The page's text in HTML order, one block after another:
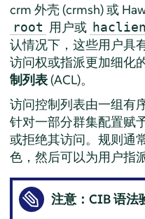
crm 外壳 (crmsh) 或
root 用户或
认情况下，这些用户具
访问权或指派更加细化
制列表(ACL)。
访问控制列表由一组有
针对一部分群集配置赋
或拒绝其访问。规则通
色，然后可以为用户指
注意：CIB 语法